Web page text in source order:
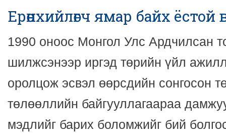
Ерөнхийлөгч ямар байх ёстой
1990 оноос Монгол Улс Ардчилсан
шилжсэнээр иргэд төрийн үйл
оролцож эсвэл өөрсдийн сонгосон
төлөөллийн байгууллагаараа
мэдлийг барих боломжийг бий